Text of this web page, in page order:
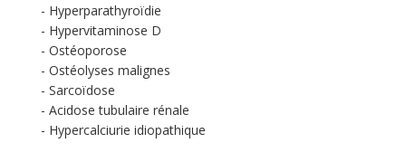
Hyperparathyroïdie
Hypervitaminose D
Ostéoporose
Ostéolyses malignes
Sarcoïdose
Acidose tubulaire rénale
Hypercalciurie idiopathique